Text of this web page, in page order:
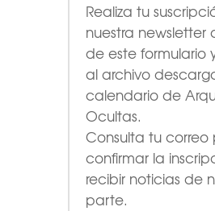
Realiza tu
nuestra newsletter
de este formulario
al archivo
calendario de
Ocultas.
Consulta tu correo
confirmar la
recibir noticias de
parte.